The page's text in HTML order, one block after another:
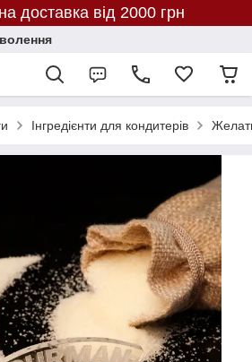
доставка від 2000 грн
Інгредієнти для кондитерів